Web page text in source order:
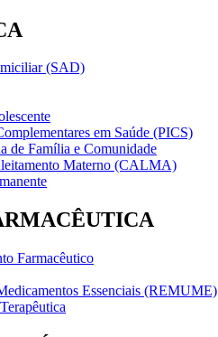
(SAD)
em Saúde (PICS)
de Família e Comunidade
Materno (CALMA)
Farmacêutico
Essenciais (REMUME)